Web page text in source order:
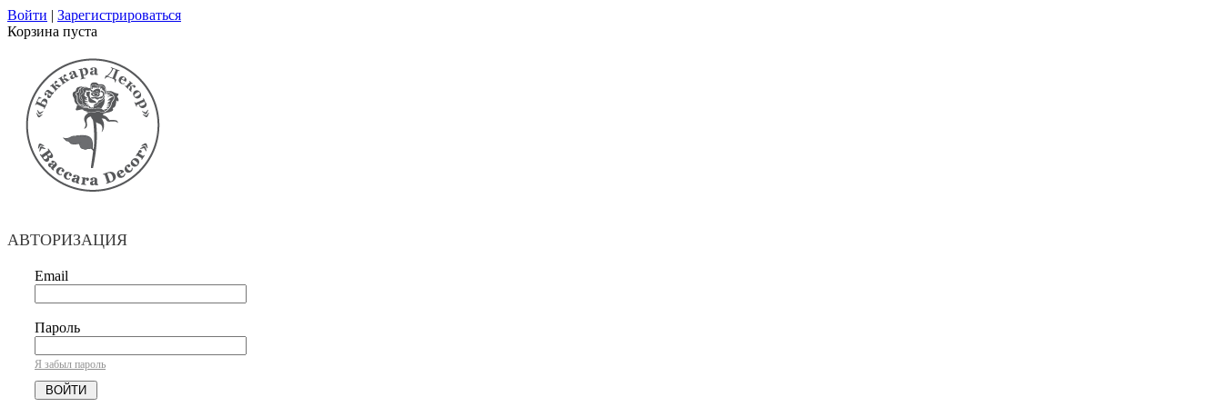
Войти | Зарегистрироваться
Корзина пуста
АВТОРИЗАЦИЯ
Email
Пароль
Я забыл пароль